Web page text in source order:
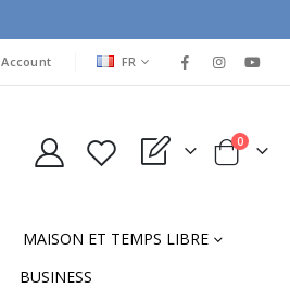
Account LANGUAGE
FR
My Quote Cart
0items
MAISON ET TEMPS LIBRE
BUSINESS